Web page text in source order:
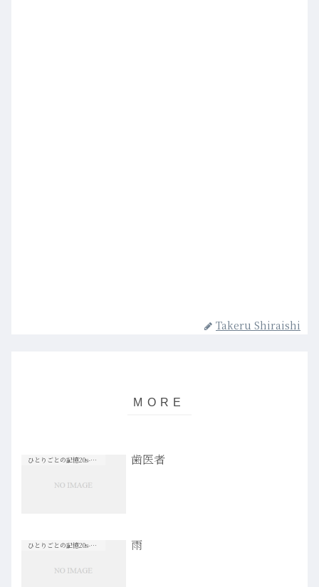
Takeru Shiraishi
ひとりごとの記憶20s-30s 歯医者
ひとりごとの記憶20s-30s 雨